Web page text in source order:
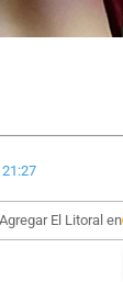
21:27
El Litoral en